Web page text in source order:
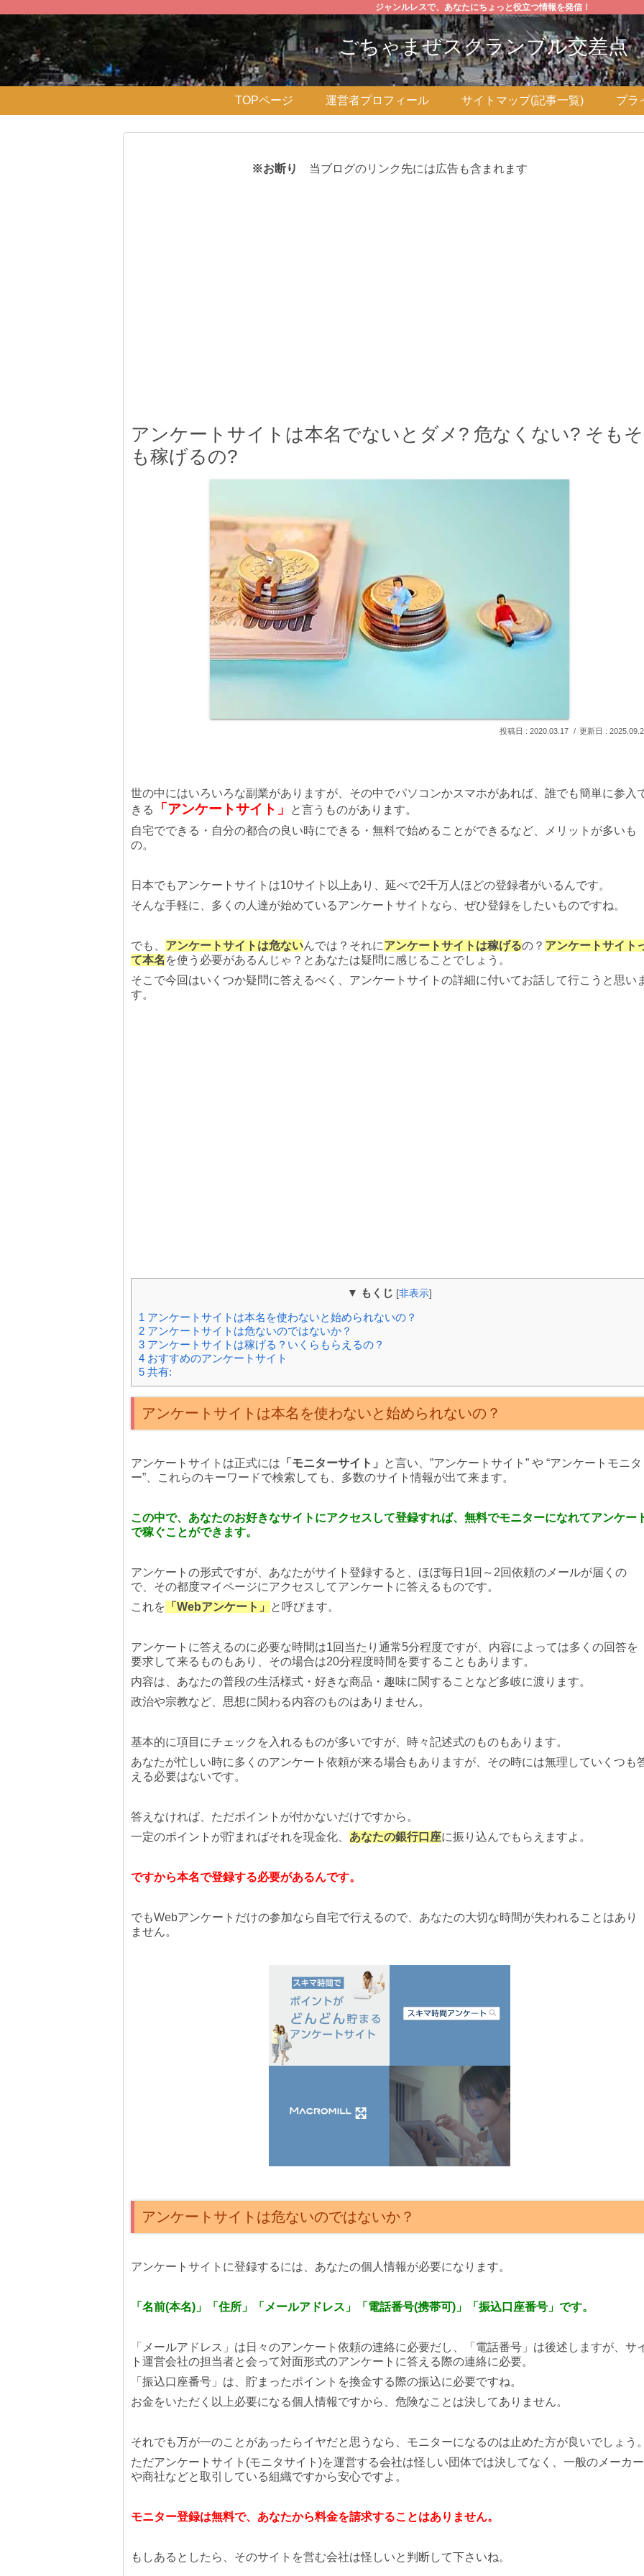
ジャンルレスで、あなたにちょっと役立つ情報を発信！
ごちゃまぜスクランブル交差点
TOPページ 運営者プロフィール サイトマップ(記事一覧) プラ
※お断り 当ブログのリンク先には広告も含まれます
アンケートサイトは本名でないとダメ? 危なくない? そもそ
も稼げるの?
2020.03.17
世の中にはいろいろな副業がありますが、その中でパソコンかスマホがあれば、誰でも簡単に参入
きる
「アンケートサイト」
と言うものがあります。
自宅でできる・自分の都合の良い時にできる・無料で始めることができるなど、メリットが多いも
の。
日本でもアンケートサイトは10サイト以上あり、延べで2千万人ほどの登録者がいるんです。
そんな手軽に、多くの人達が始めているアンケートサイトなら、ぜひ登録をしたいものですね。
でも、 アンケートサイトは危ないんでは？それにアンケートサイトは稼げるの？ アンケートサイト
て本名 を使う必要があるんじゃ？とあなたは疑問に感じることでしょう。
そこで今回はいくつか疑問に答えるべく、アンケートサイトの詳細に付いてお話して行こうと思い
す。
▼ もくじ [非表示]
1 アンケートサイトは本名を使わないと始められないの？
2 アンケートサイトは危ないのではないか？
3 アンケートサイトは稼げる？いくらもらえるの？
4 おすすめのアンケートサイト
5 共有:
アンケートサイトは本名を使わないと始められないの？
アンケートサイトは正式には 「モニターサイト」
と言い、”アンケートサイト” や “アンケートモニタ
ー”、これらのキーワードで検索しても、多数のサイト情報が出て来ます。
この中で、あなたのお好きなサイトにアクセスして登録すれば、無料でモニターになれてアンケー
で稼ぐことができます。
アンケートの形式ですが、あなたがサイト登録すると、ほぼ毎日1回～2回依頼のメールが届くの
で、その都度マイページにアクセスしてアンケートに答えるものです。
これを 「Webアンケート」 と呼びます。
アンケートに答えるのに必要な時間は1回当たり通常5分程度ですが、内容によっては多くの回答を
要求して来るものもあり、その場合は20分程度時間を要することもあります。
内容は、あなたの普段の生活様式・好きな商品・趣味に関することなど多岐に渡ります。
政治や宗教など、思想に関わる内容のものはありません。
基本的に項目にチェックを入れるものが多いですが、時々記述式のものもあります。
あなたが忙しい時に多くのアンケート依頼が来る場合もありますが、その時には無理していくつも
える必要はないです。
答えなければ、ただポイントが付かないだけですから。
一定のポイントが貯まればそれを現金化、 あなたの銀行口座に振り込んでもらえますよ。
ですから本名で登録する必要があるんです。
でもWebアンケートだけの参加なら自宅で行えるので、あなたの大切な時間が失われることはあり
ません。
アンケートサイトは危ないのではないか？
アンケートサイトに登録するには、あなたの個人情報が必要になります。
「名前(本名)」「住所」「メールアドレス」「電話番号(携帯可)」「振込口座番号」です。
「メールアドレス」は日々のアンケート依頼の連絡に必要だし、「電話番号」は後述しますが、サ
ト運営会社の担当者と会って対面形式のアンケートに答える際の連絡に必要。
「振込口座番号」は、貯まったポイントを換金する際の振込に必要ですね。
お金をいただく以上必要になる個人情報ですから、危険なことは決してありません。
それでも万が一のことがあったらイヤだと思うなら、モニターになるのは止めた方が良いでしょう
ただアンケートサイト(モニタサイト)を運営する会社は怪しい団体では決してなく、一般のメーカー
や商社などと取引している組織ですから安心ですよ。
モニター登録は無料で、あなたから料金を請求することはありません。
もしあるとしたら、そのサイトを営む会社は怪しいと判断して下さいね。